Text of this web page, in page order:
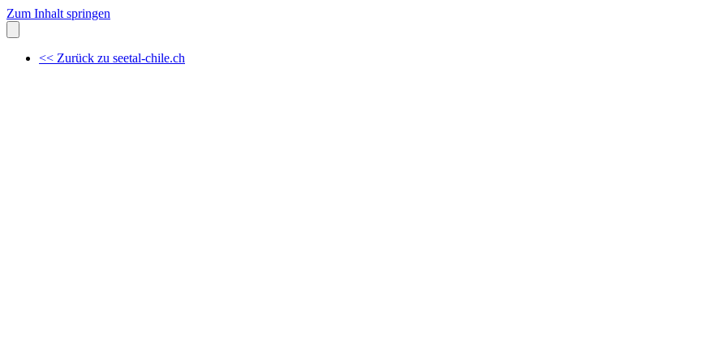
Zum Inhalt springen
<< Zurück zu seetal-chile.ch